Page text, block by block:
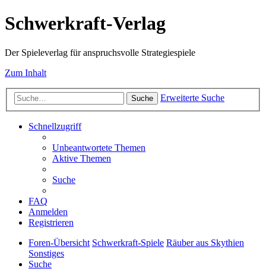
Schwerkraft-Verlag
Der Spieleverlag für anspruchsvolle Strategiespiele
Zum Inhalt
Suche Erweiterte Suche
Schnellzugriff
Unbeantwortete Themen
Aktive Themen
Suche
FAQ
Anmelden
Registrieren
Foren-Übersicht Schwerkraft-Spiele Räuber aus Skythien
Sonstiges
Suche